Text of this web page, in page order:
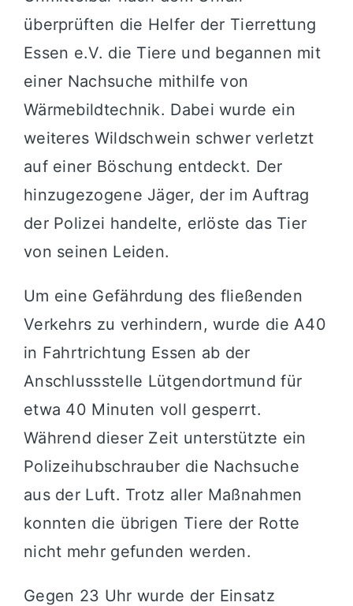
überprüften die Helfer der Tierrettung
Essen e.V. die Tiere und begannen mit
einer Nachsuche mithilfe von
Wärmebildtechnik. Dabei wurde ein
weiteres Wildschwein schwer verletzt
auf einer Böschung entdeckt. Der
hinzugezogene Jäger, der im Auftrag
der Polizei handelte, erlöste das Tier
von seinen Leiden.
Um eine Gefährdung des fließenden
Verkehrs zu verhindern, wurde die A40
in Fahrtrichtung Essen ab der
Anschlussstelle Lütgendortmund für
etwa 40 Minuten voll gesperrt.
Während dieser Zeit unterstützte ein
Polizeihubschrauber die Nachsuche
aus der Luft. Trotz aller Maßnahmen
konnten die übrigen Tiere der Rotte
nicht mehr gefunden werden.
Gegen 23 Uhr wurde der Einsatz